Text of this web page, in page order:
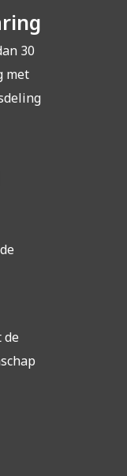
30
met
de